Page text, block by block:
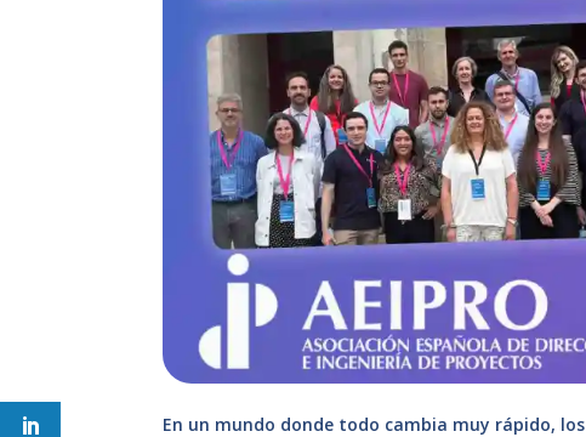
En un mundo donde todo cambia muy rápido, los